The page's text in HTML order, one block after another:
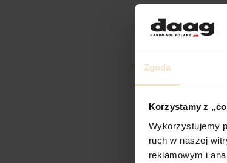
Zgoda
Korzystamy z
Wykorzystujemy
ruch w naszej
reklamowym i